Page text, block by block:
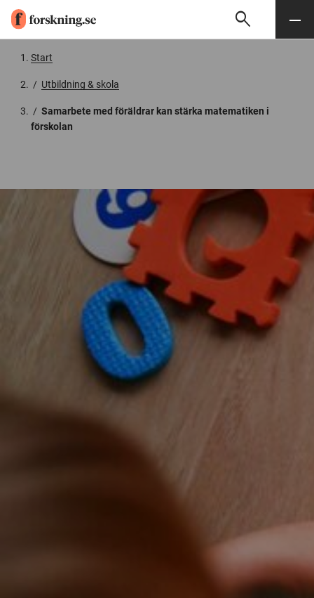
Söksearch Meny
Start
/ Utbildning & skola
/ Samarbete med föräldrar kan stärka matematiken i
förskolan